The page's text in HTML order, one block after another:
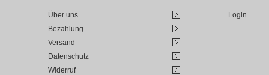
Über uns
Bezahlung
Versand
Datenschutz
Widerruf
Login